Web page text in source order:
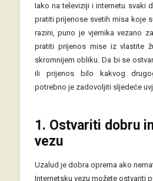
Iako na televiziji i internetu svaki
pratiti prijenose svetih misa koje
razini, puno je vjernika vezano
pratiti prijenos mise iz vlastite
skromnijem obliku. Da bi se
ili prijenos bilo kakvog
potrebno je zadovoljiti sljedeće
1. Ostvariti dobru
vezu
Uzalud je dobra oprema ako
Internetsku vezu možete ostvariti